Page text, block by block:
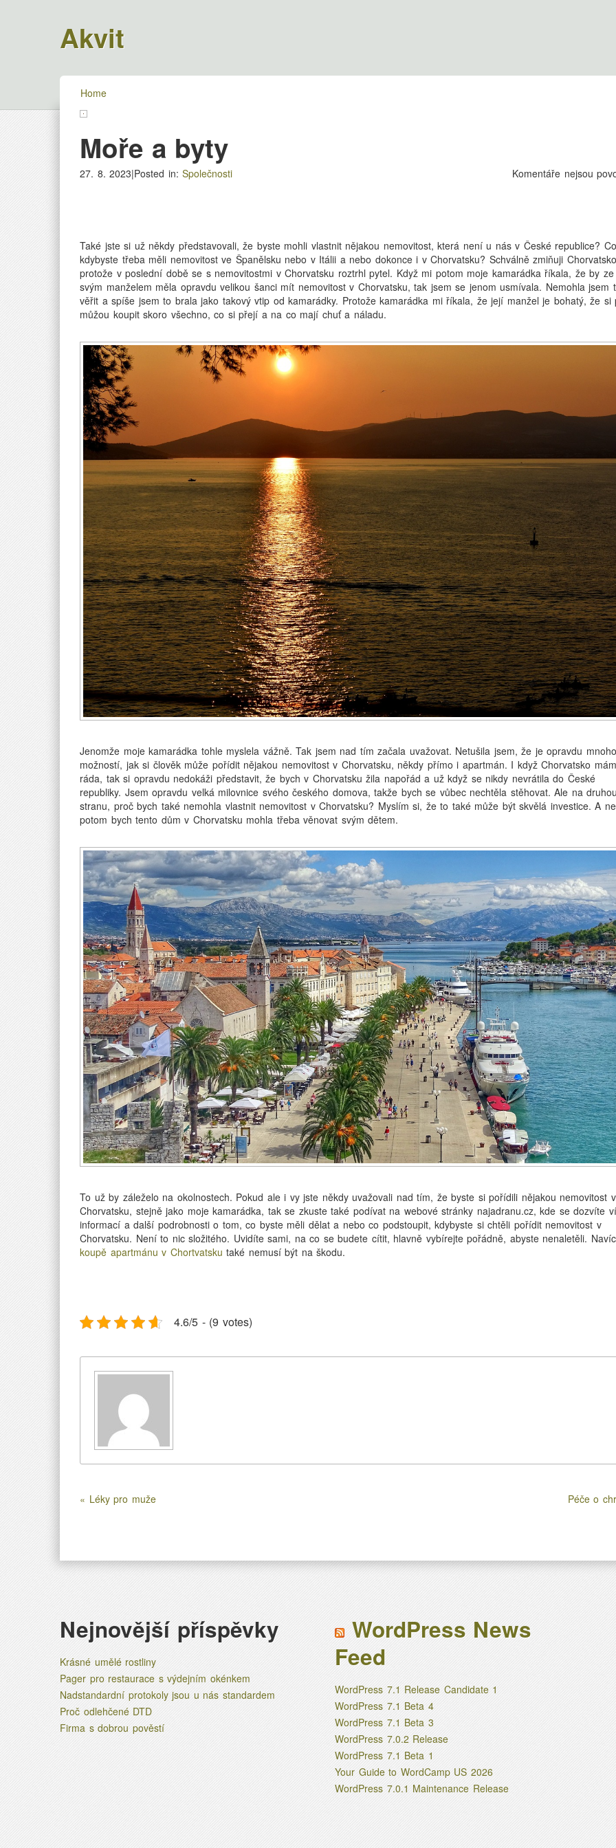
Akvit
Home
Moře a byty
27. 8. 2023|Posted in:Společnosti Komentáře nejsou
Také jste si už někdy představovali, že byste mohli vlastnit nějakou nemovitost, která není u nás v České republice? Co
kdybyste třeba měli nemovitost ve Španělsku nebo v Itálii a nebo dokonce i v Chorvatsku? Schválně zmiňuji
protože v poslední době se s nemovitostmi v Chorvatsku roztrhl pytel. Když mi potom moje kamarádka říkala, že by ze
svým manželem měla opravdu velikou šanci mít nemovitost v Chorvatsku, tak jsem se jenom usmívala. Nemohla jsem
věřit a spíše jsem to brala jako takový vtip od kamarádky. Protože kamarádka mi říkala, že její manžel je bohatý, že si
můžou koupit skoro všechno, co si přejí a na co mají chuť a náladu.
Jenomže moje kamarádka tohle myslela vážně. Tak jsem nad tím začala uvažovat. Netušila jsem, že je opravdu mnoho
možností, jak si člověk může pořídit nějakou nemovitost v Chorvatsku, někdy přímo i apartmán. I když Chorvatsko mám
ráda, tak si opravdu nedokáži představit, že bych v Chorvatsku žila napořád a už když se nikdy nevrátila do České
republiky. Jsem opravdu velká milovnice svého českého domova, takže bych se vůbec nechtěla stěhovat. Ale na
stranu, proč bych také nemohla vlastnit nemovitost v Chorvatsku? Myslím si, že to také může být skvělá investice. A
potom bych tento dům v Chorvatsku mohla třeba věnovat svým dětem.
To už by záleželo na okolnostech. Pokud ale i vy jste někdy uvažovali nad tím, že byste si pořídili nějakou nemovitost v
Chorvatsku, stejně jako moje kamarádka, tak se zkuste také podívat na webové stránky najadranu.cz, kde se dozvíte
informací a další podrobnosti o tom, co byste měli dělat a nebo co podstoupit, kdybyste si chtěli pořídit nemovitost v
Chorvatsku. Není to nic složitého. Uvidíte sami, na co se budete cítit, hlavně vybírejte pořádně, abyste nenaletěli. Navíc
koupě apartmánu v Chortvatsku také nemusí být na škodu.
4.6/5 - (9 votes)
« Léky pro muže Péče o
Nejnovější příspěvky
Krásné umělé rostliny
Pager pro restaurace s výdejním okénkem
Nadstandardní protokoly jsou u nás standardem
Proč odlehčené DTD
Firma s dobrou pověstí
WordPress News
Feed
WordPress 7.1 Release Candidate 1
WordPress 7.1 Beta 4
WordPress 7.1 Beta 3
WordPress 7.0.2 Release
WordPress 7.1 Beta 1
Your Guide to WordCamp US 2026
WordPress 7.0.1 Maintenance Release